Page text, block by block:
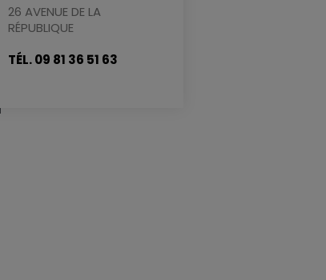
26 AVENUE DE LA
RÉPUBLIQUE
TÉL. 09 81 36 51 63